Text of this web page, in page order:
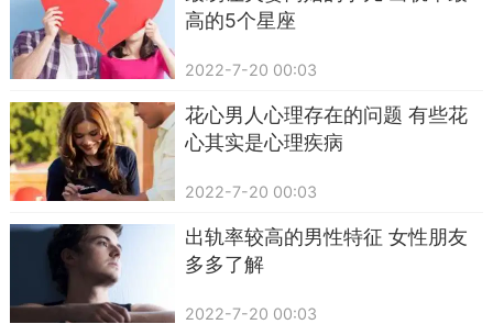
高的5个星座
2022-7-20 00:03
花心男人心理存在的问题 有些花
心其实是心理疾病
2022-7-20 00:03
出轨率较高的男性特征 女性朋友
多多了解
2022-7-20 00:03